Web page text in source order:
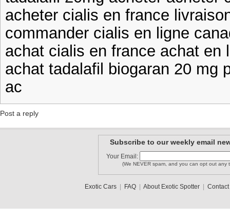
acheter cialis en france
commander cialis en ligne
achat cialis en france achat en
achat tadalafil biogaran 20 mg
ac
Post a reply
Subscribe to our weekly email
Your Email:
(We NEVER spam, and you can opt out any
Exotic Cars| FAQ| About Exotic Spotter| Contact